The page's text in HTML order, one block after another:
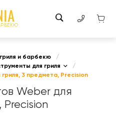
и барбекю
/
для гриля
/
3 предмета, Precision
Weber для
Precision